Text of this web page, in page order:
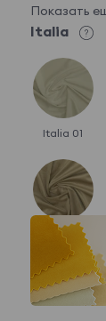
Показать
Italia
Italia 01
Italia 05
Показать
Aleks